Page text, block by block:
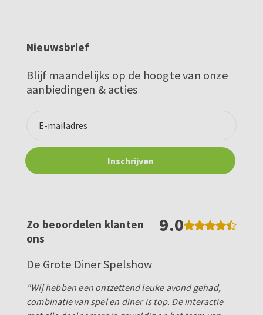
Nieuwsbrief
Blijf maandelijks op de hoogte van onze
aanbiedingen & acties
Zo beoordelen klanten
ons
9.0
De Grote Diner Spelshow
"Wij hebben een ontzettend leuke avond gehad,
combinatie van spel en diner is top. De interactie